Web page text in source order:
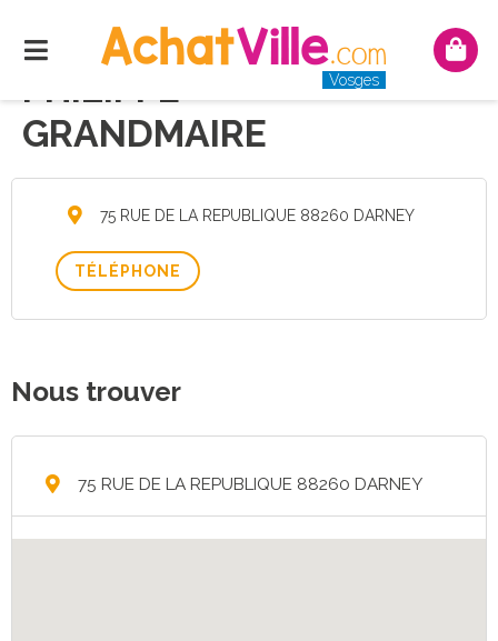
Menu
Vosges
Mon
PHILIPPE
GRANDMAIRE
75 RUE DE LA REPUBLIQUE 88260 DARNEY
TÉLÉPHONE
Nous trouver
75 RUE DE LA REPUBLIQUE 88260 DARNEY